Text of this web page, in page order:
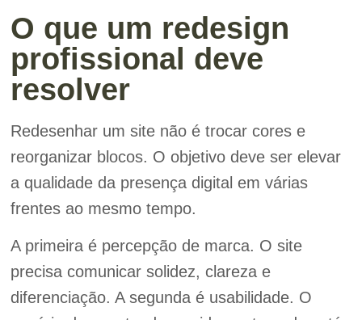
O que um redesign
profissional deve
resolver
Redesenhar um site não é trocar cores e
reorganizar blocos. O objetivo deve ser elevar
a qualidade da presença digital em várias
frentes ao mesmo tempo.
A primeira é percepção de marca. O site
precisa comunicar solidez, clareza e
diferenciação. A segunda é usabilidade. O